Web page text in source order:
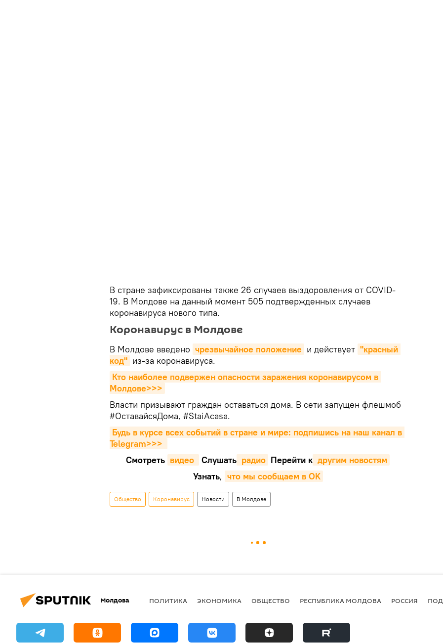
В стране зафиксированы также 26 случаев выздоровления от COVID-
19. В Молдове на данный момент 505 подтвержденных случаев
коронавируса нового типа.
Коронавирус в Молдове
В Молдове введено чрезвычайное положение и действует "красный
код" из-за коронавируса.
Кто наиболее подвержен опасности заражения коронавирусом в
Молдове>>>
Власти призывают граждан оставаться дома. В сети запущен флешмоб
#ОставайсяДома, #StaiAcasa.
Будь в курсе всех событий в стране и мире: подпишись на наш канал в
Telegram>>>
Смотреть видео Cлушать радио Перейти к другим новостям
Узнать, что мы сообщаем в OK
Общество Коронавирус Новости В Молдове
Молдова ПОЛИТИКА ЭКОНОМИКА ОБЩЕСТВО РЕСПУБЛИКА МОЛДОВА РОССИЯ